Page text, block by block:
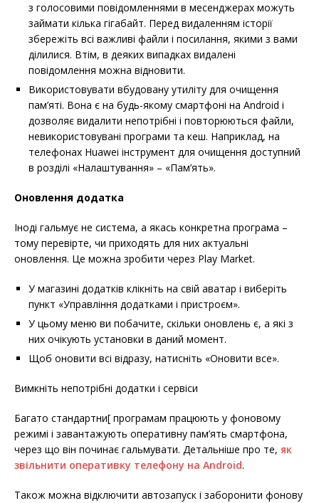
з голосовими повідомленнями в месенджерах можуть
займати кілька гігабайт. Перед видаленням історії
збережіть всі важливі файли і посилання, якими з вами
ділилися. Втім, в деяких випадках видалені
повідомлення можна відновити.
Використовувати вбудовану утиліту для очищення
пам’яті. Вона є на будь-якому смартфоні на Android і
дозволяє видалити непотрібні і повторюються файли,
невикористовувані програми та кеш. Наприклад, на
телефонах Huawei інструмент для очищення доступний
в розділі «Налаштування» – «Пам’ять».
Оновлення додатка
Іноді гальмує не система, а якась конкретна програма –
тому перевірте, чи приходять для них актуальні
оновлення. Це можна зробити через Play Market.
У магазині додатків клікніть на свій аватар і виберіть
пункт «Управління додатками і пристроєм».
У цьому меню ви побачите, скільки оновлень є, а які з
них очікують установки в даний момент.
Щоб оновити всі відразу, натисніть «Оновити все».
Вимкніть непотрібні додатки і сервіси
Багато стандартни[ програмам працюють у фоновому
режимі і завантажують оперативну пам’ять смартфона,
через що він починає гальмувати. Детальніше про те, як
звільнити оперативку телефону на Android.
Також можна відключити автозапуск і заборонити фонову